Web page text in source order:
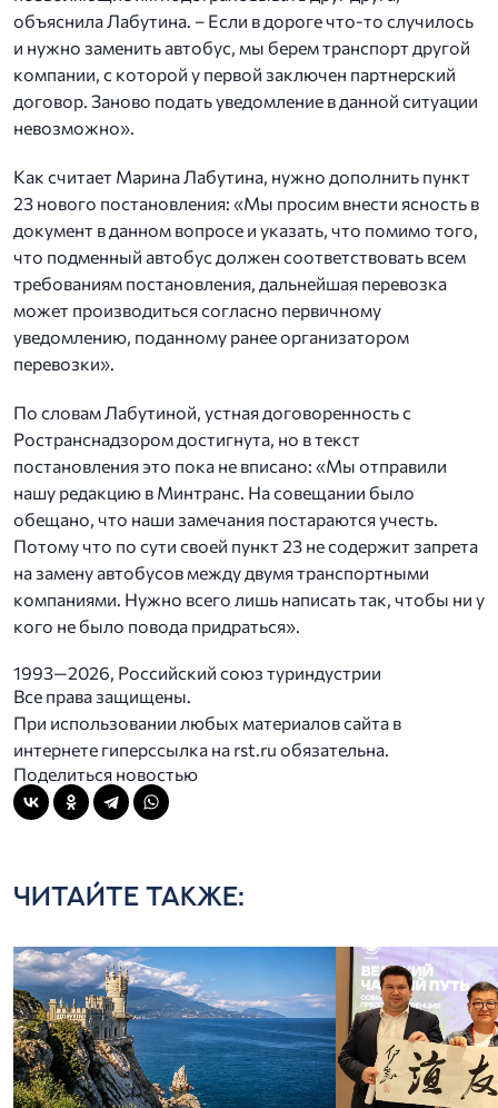
объяснила Лабутина. – Если в дороге что-то случилось
и нужно заменить автобус, мы берем транспорт другой
компании, с которой у первой заключен партнерский
договор. Заново подать уведомление в данной ситуации
невозможно».
Как считает Марина Лабутина, нужно дополнить пункт
23 нового постановления: «Мы просим внести ясность в
документ в данном вопросе и указать, что помимо того,
что подменный автобус должен соответствовать всем
требованиям постановления, дальнейшая перевозка
может производиться согласно первичному
уведомлению, поданному ранее организатором
перевозки».
По словам Лабутиной, устная договоренность с
Ространснадзором достигнута, но в текст
постановления это пока не вписано: «Мы отправили
нашу редакцию в Минтранс. На совещании было
обещано, что наши замечания постараются учесть.
Потому что по сути своей пункт 23 не содержит запрета
на замену автобусов между двумя транспортными
компаниями. Нужно всего лишь написать так, чтобы ни у
кого не было повода придраться».
1993—2026, Российский союз туриндустрии
Все права защищены.
При использовании любых материалов сайта в
интернете гиперссылка на rst.ru обязательна.
Поделиться новостью
ЧИТАЙТЕ ТАКЖЕ: